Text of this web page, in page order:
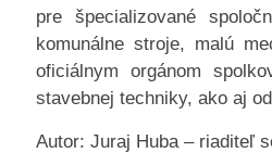
pre špecializované
komunálne stroje, malú
oficiálnym orgánom
stavebnej techniky, ako aj
Autor: Juraj Huba – riaditeľ